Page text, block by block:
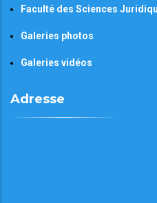
Faculté des Sciences
Galeries photos
Galeries vidéos
Adresse